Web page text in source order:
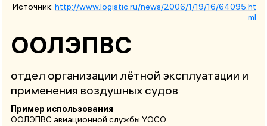
Источник: http://www.logistic.ru/news/2006/1/19/16/64095.ht
ml
ООЛЭПВС
отдел организации лётной эксплуатации и
применения воздушных судов
Пример использования
ООЛЭПВС авиационной службы УОСО